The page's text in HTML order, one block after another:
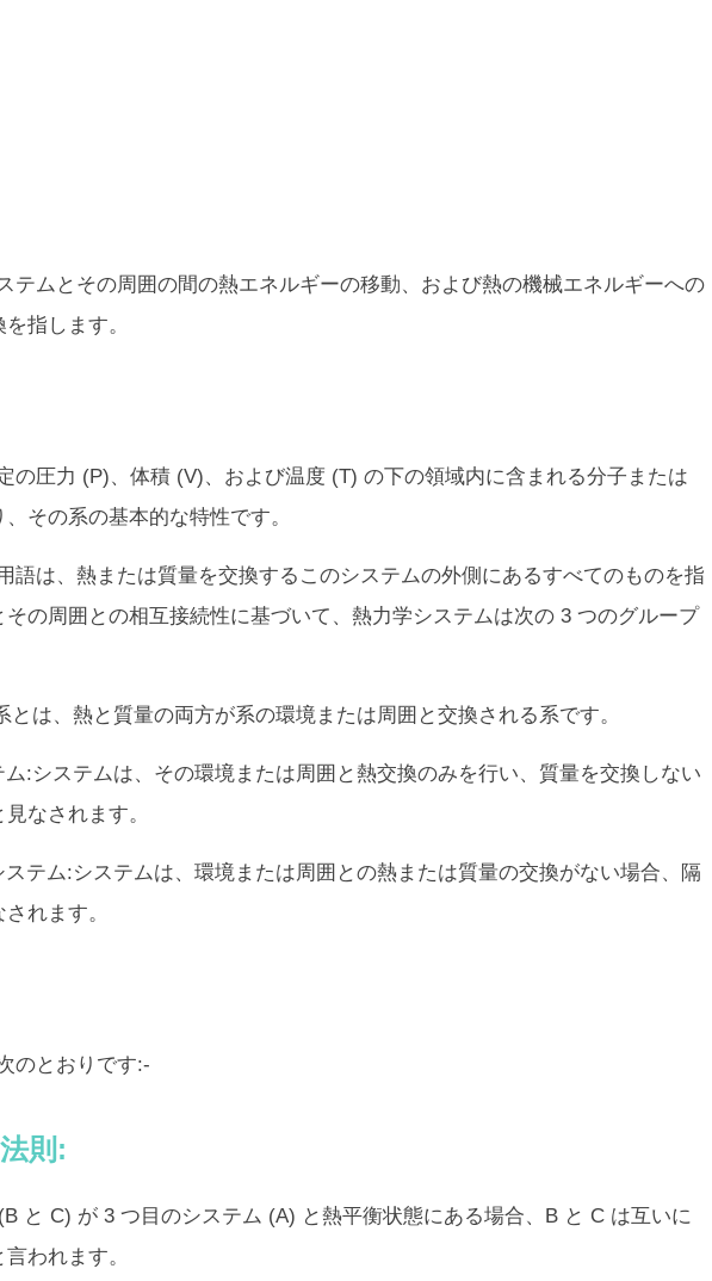
テムとその周囲の間の熱エネルギーの移動、および熱の機械エネルギーへの
指します。
の圧力 (P)、体積 (V)、および温度 (T) の下の領域内に含まれる分子または
その系の基本的な特性です。
語は、熱または質量を交換するこのシステムの外側にあるすべてのものを指
その周囲との相互接続性に基づいて、熱力学システムは次の 3 つのグループ
とは、熱と質量の両方が系の環境または周囲と交換される系です。
:システムは、その環境または周囲と熱交換のみを行い、質量を交換しない
なされます。
テム:システムは、環境または周囲との熱または質量の交換がない場合、隔
れます。
のとおりです:-
則:
と C) が 3 つ目のシステム (A) と熱平衡状態にある場合、B と C は互いに
われます。